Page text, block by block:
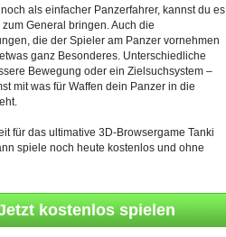
als einfacher Panzerfahrer, kannst du es
General bringen. Auch die
die der Spieler am Panzer vornehmen
ganz Besonderes. Unterschiedliche
Bewegung oder ein Zielsuchsystem –
mit was für Waffen dein Panzer in die
für das ultimative 3D-Browsergame Tanki
spiele noch heute kostenlos und ohne
kostenlos spielen